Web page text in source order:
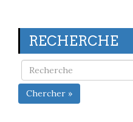
RECHERCHE
Chercher »